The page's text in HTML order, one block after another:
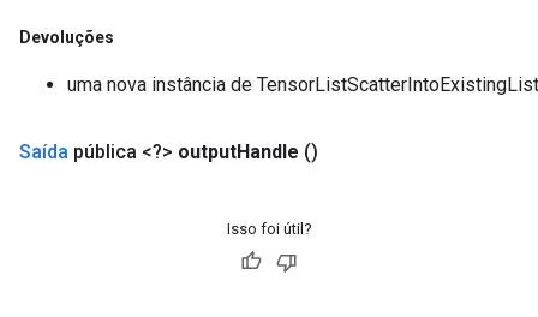
Devoluções
uma nova instância de TensorListScatterIntoExistingList
Saída pública <?> outputHandle ()
Isso foi útil?